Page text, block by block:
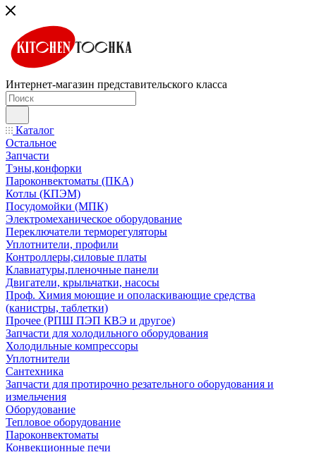
Интернет-магазин представительского класса
Каталог
Остальное
Запчасти
Тэны,конфорки
Пароконвектоматы (ПКА)
Котлы (КПЭМ)
Посудомойки (МПК)
Электромеханическое оборудование
Переключатели терморегуляторы
Уплотнители, профили
Контроллеры,силовые платы
Клавиатуры,пленочные панели
Двигатели, крыльчатки, насосы
Проф. Химия моющие и ополаскивающие средства
(канистры, таблетки)
Прочее (РПШ ПЭП КВЭ и другое)
Запчасти для холодильного оборудования
Холодильные компрессоры
Уплотнители
Сантехника
Запчасти для протирочно резательного оборудования и
измельчения
Оборудование
Тепловое оборудование
Пароконвектоматы
Конвекционные печи